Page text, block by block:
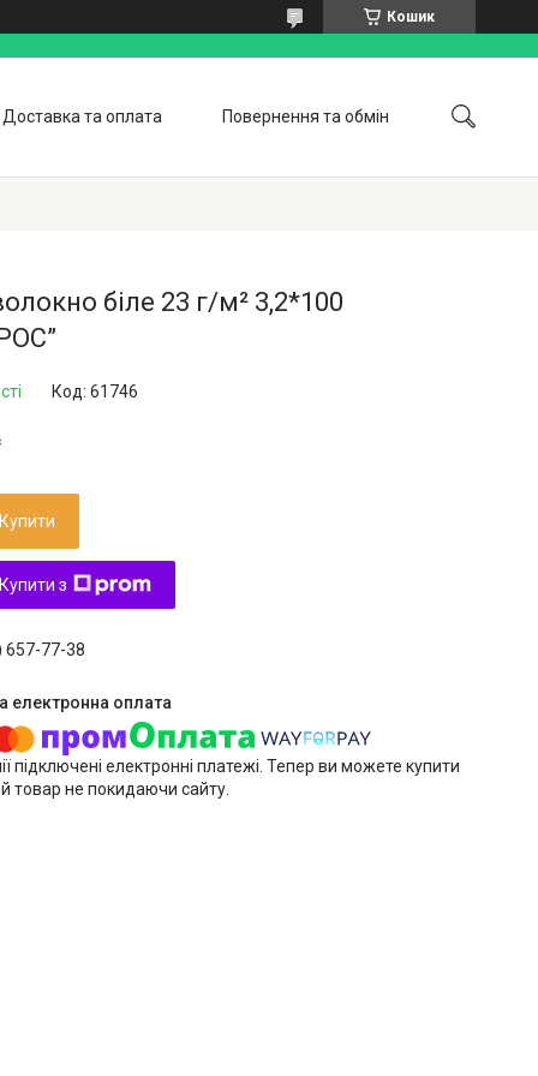
Кошик
Доставка та оплата Повернення та обмін
біле 23 г/м² 3,2*100
Код: 61746
Купити
Купити з
657-77-38
підключені електронні платежі. Тепер ви можете купити
товар не покидаючи сайту.